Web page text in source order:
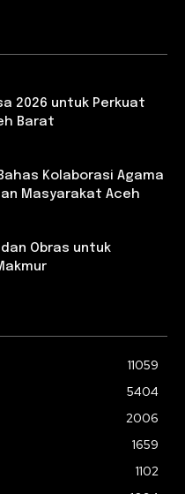
2026 untuk Perkuat
Barat
Kolaborasi Agama
Masyarakat Aceh
Obras untuk
11059
5404
2006
1659
1102